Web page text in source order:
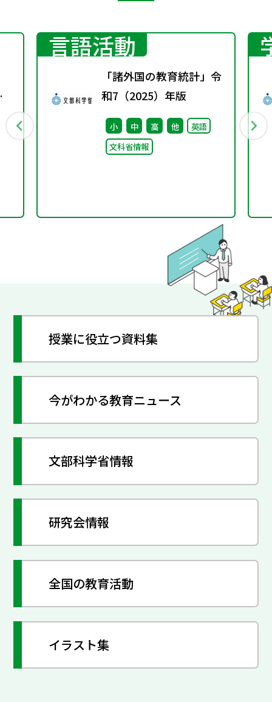
言語活動
「諸外国の教育統計」令
和7（2025）年版
小 中 高 他
英語
文科省情報
授業に役立つ資料集
今がわかる教育ニュース
文部科学省情報
研究会情報
全国の教育活動
イラスト集